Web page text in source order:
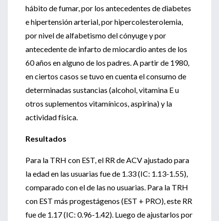
hábito de fumar, por los antecedentes de diabetes
e hipertensión arterial, por hipercolesterolemia,
por nivel de alfabetismo del cónyuge y por
antecedente de infarto de miocardio antes de los
60 años en alguno de los padres. A partir de 1980,
en ciertos casos se tuvo en cuenta el consumo de
determinadas sustancias (alcohol, vitamina E u
otros suplementos vitamínicos, aspirina) y la
actividad física.
Resultados
Para la TRH con EST, el RR de ACV ajustado para
la edad en las usuarias fue de 1.33 (IC: 1.13-1.55),
comparado con el de las no usuarias. Para la TRH
con EST más progestágenos (EST + PRO), este RR
fue de 1.17 (IC: 0.96-1.42). Luego de ajustarlos por